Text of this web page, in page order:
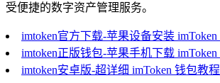
受便捷的数字资产管理服务。
imtoken官方下载-苹果设备安装
imtoken正版钱包-苹果手机下载
imtoken安卓版-超详细 imToken 钱包教